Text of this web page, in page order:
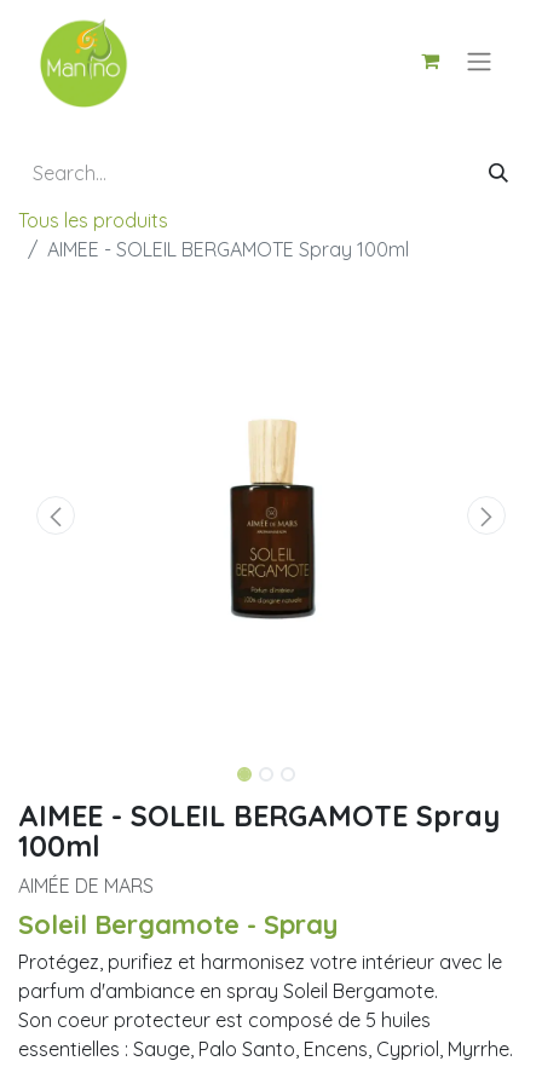
Tous les produits
AIMEE - SOLEIL BERGAMOTE Spray 100ml
AIMEE - SOLEIL BERGAMOTE Spray
100ml
AIMÉE DE MARS
Soleil Bergamote - Spray
Protégez, purifiez et harmonisez votre intérieur avec le
parfum d'ambiance en spray Soleil Bergamote.
Son coeur protecteur est composé de 5 huiles
essentielles : Sauge, Palo Santo, Encens, Cypriol, Myrrhe.